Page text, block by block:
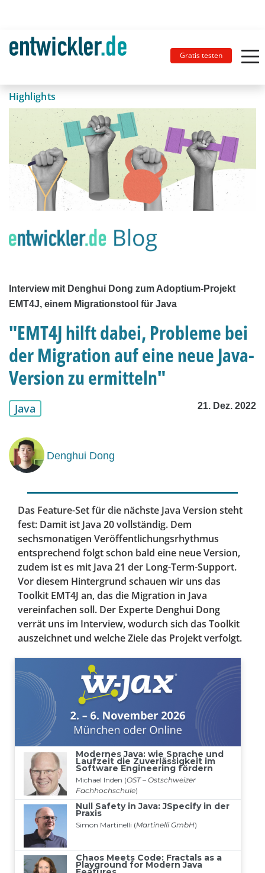
Gratis testen
Highlights
Interview mit Denghui Dong zum Adoptium-Projekt
EMT4J, einem Migrationstool für Java
"EMT4J hilft dabei, Probleme bei
der Migration auf eine neue Java-
Version zu ermitteln"
Java 21. Dez. 2022
Denghui Dong
Das Feature-Set für die nächste Java Version steht
fest: Damit ist Java 20 vollständig. Dem
sechsmonatigen Veröffentlichungsrhythmus
entsprechend folgt schon bald eine neue Version,
zudem ist es mit Java 21 der Long-Term-Support.
Vor diesem Hintergrund schauen wir uns das
Toolkit EMT4J an, das die Migration in Java
vereinfachen soll. Der Experte Denghui Dong
verrät uns im Interview, wodurch sich das Toolkit
auszeichnet und welche Ziele das Projekt verfolgt.